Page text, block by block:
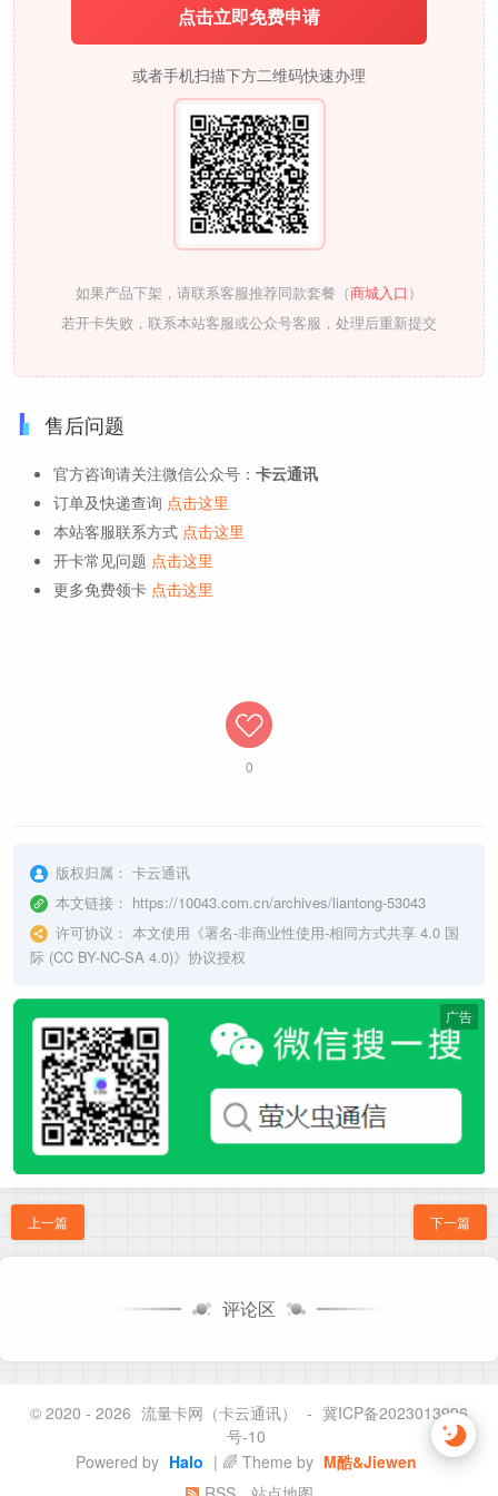
点击立即免费申请
或者手机扫描下方二维码快速办理
如果产品下架，请联系客服推荐同款套餐（商城入口 ）
若开卡失败，联系本站客服或公众号客服，处理后重新提交
售后问题
官方咨询请关注微信公众号： 卡云通讯
订单及快递查询 点击这里
本站客服联系方式 点击这里
开卡常见问题 点击这里
更多免费领卡 点击这里
0
版权归属： 卡云通讯
本文链接： https://10043.com.cn/archives/liantong-53043
许可协议： 本文使用《署名-非商业性使用-相同方式共享 4.0 国
际 (CC BY-NC-SA 4.0)》协议授权
广告
上一篇 下一篇
评论区
© 2020 - 2026 流量卡网（卡云通讯） - 冀ICP备2023013996
号-10
Powered by Halo | 🌈 Theme by M酷&Jiewen